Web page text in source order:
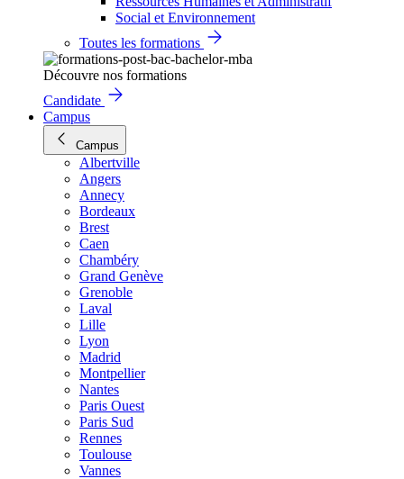
Social et Environnement
Toutes les formations
Découvre nos formations
Candidate
Campus
Campus
Albertville
Angers
Annecy
Bordeaux
Brest
Caen
Chambéry
Grand Genève
Grenoble
Laval
Lille
Lyon
Madrid
Montpellier
Nantes
Paris Ouest
Paris Sud
Rennes
Toulouse
Vannes